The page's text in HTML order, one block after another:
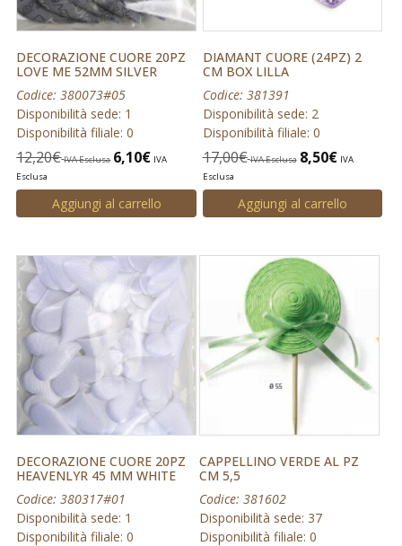
DECORAZIONE CUORE 20PZ
LOVE ME 52MM SILVER
Codice: 380073#05
Disponibilità sede: 1
Disponibilità filiale: 0
12,20€ IVA Esclusa 6,10€ IVA
Esclusa
Aggiungi al carrello
DIAMANT CUORE (24PZ) 2
CM BOX LILLA
Codice: 381391
Disponibilità sede: 2
Disponibilità filiale: 0
17,00€ IVA Esclusa 8,50€ IVA
Esclusa
Aggiungi al carrello
DECORAZIONE CUORE 20PZ
HEAVENLYR 45 MM WHITE
Codice: 380317#01
Disponibilità sede: 1
Disponibilità filiale: 0
CAPPELLINO VERDE AL PZ
CM 5,5
Codice: 381602
Disponibilità sede: 37
Disponibilità filiale: 0